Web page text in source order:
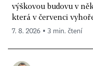
výškovou budovu v
která v červenci
7. 8. 2026 ▪ 3 min. čtení